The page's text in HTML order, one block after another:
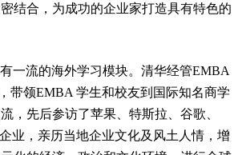
结合，为成功的企业家打造具有特色的
一流的海外学习模块。清华经管EMBA
带领EMBA 学生和校友到国际知名商学
，先后参访了苹果、特斯拉、谷歌、
业，亲历当地企业文化及风土人情，增